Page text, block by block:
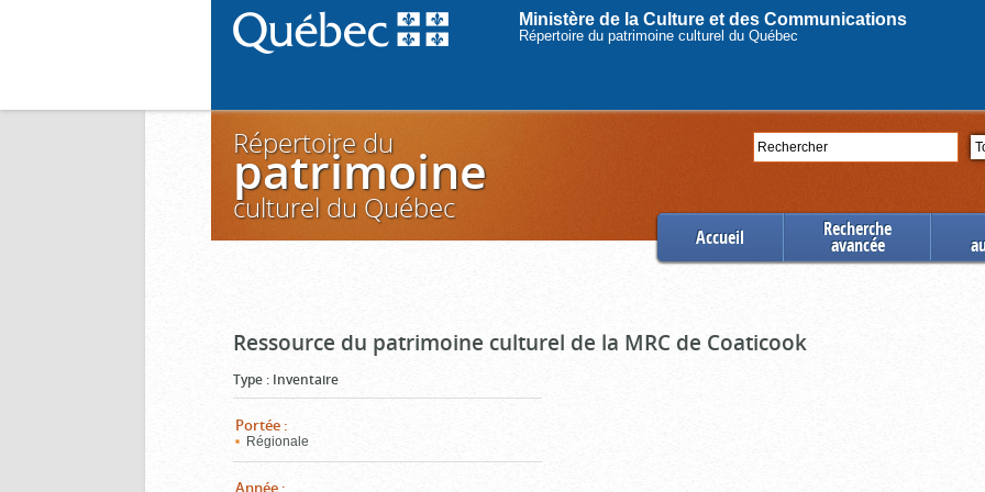
Ministère de la Culture et des Communications
Répertoire du patrimoine culturel du Québec
Rechercher
Répertoire du
patrimoine
culturel du Québec
Accueil Recherche
avancée
Ressource du patrimoine culturel de la MRC de Coaticook
Type : Inventaire
Portée :
Régionale